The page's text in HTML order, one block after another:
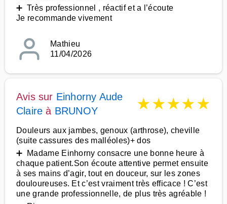
➕ Très professionnel , réactif et a l’écoute
Je recommande vivement
Mathieu
11/04/2026
Avis sur Einhorny Aude
Claire à BRUNOY ★★★★★
Douleurs aux jambes, genoux (arthrose), cheville
(suite cassures des malléoles)+ dos
➕ Madame Einhorny consacre une bonne heure à
chaque patient.Son écoute attentive permet ensuite
à ses mains d’agir, tout en douceur, sur les zones
douloureuses. Et c’est vraiment très efficace ! C’est
une grande professionnelle, de plus très agréable !